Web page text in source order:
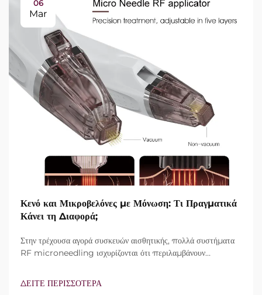
06
Mar
Κενό και Μικροβελόνες με Μόνωση: Τι Πραγματικά
Κάνει τη Διαφορά;
Στην τρέχουσα αγορά συσκευών αισθητικής, πολλά συστήματα
RF microneedling ισχυρίζονται ότι περιλαμβάνουν
χαρακτηριστικά υπάρχουν, αλλά πώς λειτουργούν ακριβώς κατά
ΔΕΙΤΕ ΠΕΡΙΣΣΟΤΕΡΑ